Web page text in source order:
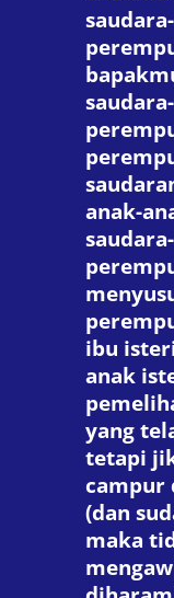
anak-
ibu
anak
yang
tetapi
campur
(dan
maka